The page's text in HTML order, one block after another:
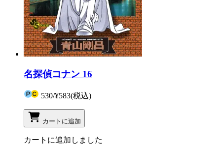
名探偵コナン 16
530/¥583(税込)
カートに追加
カートに追加しました